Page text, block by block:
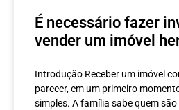
É necessário fazer
vender um imóvel
Introdução Receber um imóvel
parecer, em um primeiro
simples. A família sabe quem